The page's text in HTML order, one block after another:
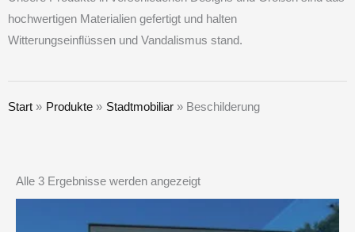
hochwertigen Materialien gefertigt und halten
Witterungseinflüssen und Vandalismus stand.
Start Produkte Stadtmobiliar Beschilderung
Alle 3 Ergebnisse werden angezeigt